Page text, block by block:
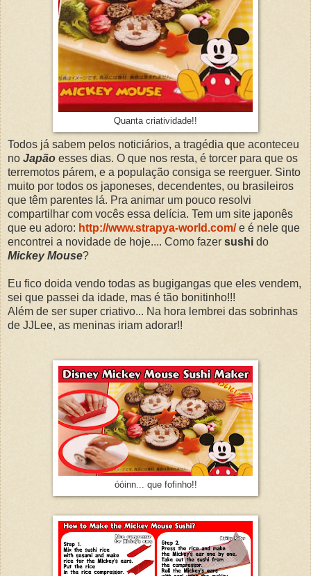
Quanta criatividade!!
Todos já sabem pelos noticiários, a tragédia que aconteceu
no Japão esses dias. O que nos resta, é torcer para que os
terremotos párem, e a população consiga se reerguer. Sinto
muito por todos os japoneses, decendentes, ou brasileiros
que têm parentes lá. Pra animar um pouco resolvi
compartilhar com vocês essa delícia. Tem um site japonês
que eu adoro: http://www.strapya-world.com/ e é nele que
encontrei a novidade de hoje.... Como fazer sushi do
Mickey Mouse?
Eu fico doida vendo todas as bugigangas que eles vendem,
sei que passei da idade, mas é tão bonitinho!!!
Além de ser super criativo... Na hora lembrei das sobrinhas
de JJLee, as meninas iriam adorar!!
óóinn... que fofinho!!